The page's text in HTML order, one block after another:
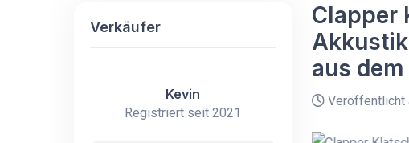
Verkäufer
Kevin
Registriert seit 2021
Clapper
aus dem
Veröffentlicht